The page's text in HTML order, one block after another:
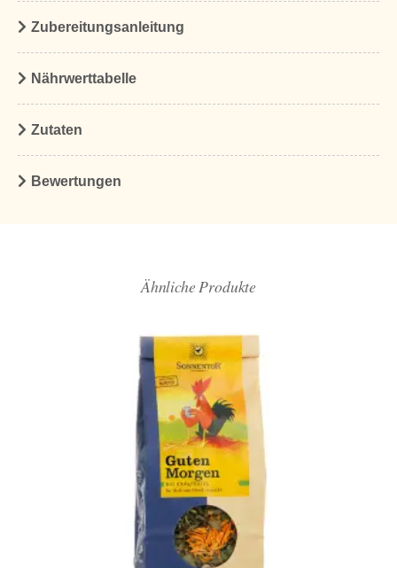
Zubereitungsanleitung
Nährwerttabelle
Zutaten
Bewertungen
Ähnliche Produkte